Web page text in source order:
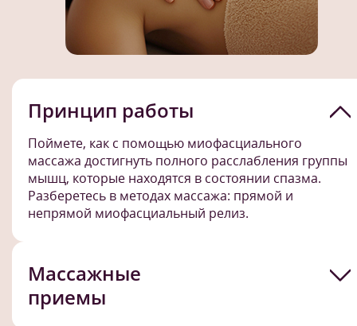
Принцип работы
Поймете, как с помощью миофасциального
массажа достигнуть полного расслабления группы
мышц, которые находятся в состоянии спазма.
Разберетесь в методах массажа: прямой и
непрямой миофасциальный релиз.
Массажные
приемы